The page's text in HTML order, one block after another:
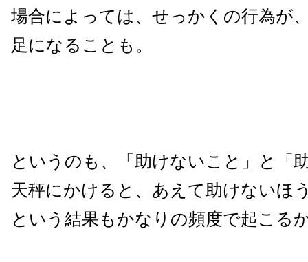
場合によっては、せっかくの行為が
足になることも。
というのも、「助けないこと」と「
天秤にかけると、あえて助けないほ
という結果もかなりの頻度で起こる